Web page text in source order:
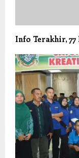
Info Terakhir,